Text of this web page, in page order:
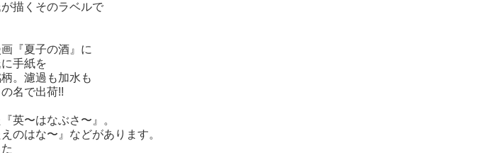
描くそのラベルで
『夏子の酒』に
手紙を
。濾過も加水も
名で出荷!!
英〜はなぶさ〜』。
のはな〜』などがあります。